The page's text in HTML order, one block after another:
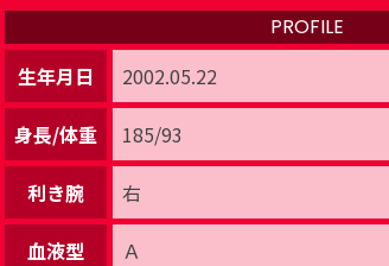
生年月日 2002.05.22
身長/体重 185/93
利き腕 右
血液型 Ａ
PROFILE